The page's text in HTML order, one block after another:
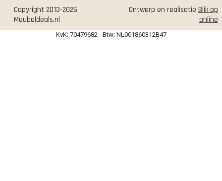
Copyright 2013-2026
Meubeldeals.nl
Ontwerp en realisatie Blik op
online
KvK: 70479682 - Btw: NL001860312B47